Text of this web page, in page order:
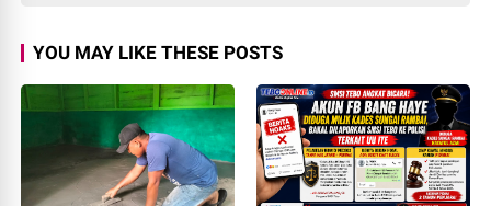
YOU MAY LIKE THESE POSTS